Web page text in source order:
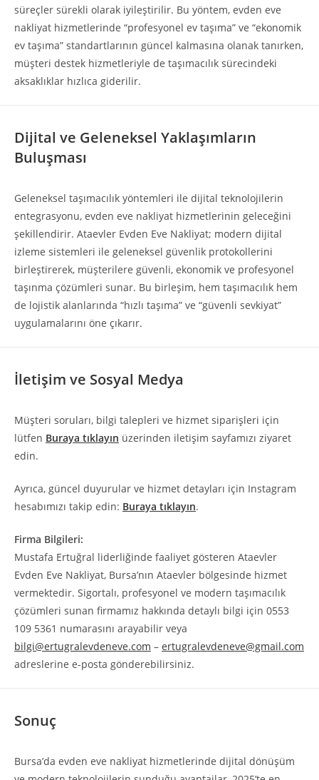
süreçler sürekli olarak iyileştirilir. Bu yöntem, evden eve
nakliyat hizmetlerinde “profesyonel ev taşıma” ve “ekonomik
ev taşıma” standartlarının güncel kalmasına olanak tanırken,
müşteri destek hizmetleriyle de taşımacılık sürecindeki
aksaklıklar hızlıca giderilir.
Dijital ve Geleneksel Yaklaşımların
Buluşması
Geleneksel taşımacılık yöntemleri ile dijital teknolojilerin
entegrasyonu, evden eve nakliyat hizmetlerinin geleceğini
şekillendirir. Ataevler Evden Eve Nakliyat; modern dijital
izleme sistemleri ile geleneksel güvenlik protokollerini
birleştirerek, müşterilere güvenli, ekonomik ve profesyonel
taşınma çözümleri sunar. Bu birleşim, hem taşımacılık hem
de lojistik alanlarında “hızlı taşıma” ve “güvenli sevkiyat”
uygulamalarını öne çıkarır.
İletişim ve Sosyal Medya
Müşteri soruları, bilgi talepleri ve hizmet siparişleri için
lütfen Buraya tıklayın üzerinden iletişim sayfamızı ziyaret
edin.
Ayrıca, güncel duyurular ve hizmet detayları için Instagram
hesabımızı takip edin: Buraya tıklayın.
Firma Bilgileri:
Mustafa Ertuğral liderliğinde faaliyet gösteren Ataevler
Evden Eve Nakliyat, Bursa’nın Ataevler bölgesinde hizmet
vermektedir. Sigortalı, profesyonel ve modern taşımacılık
çözümleri sunan firmamız hakkında detaylı bilgi için 0553
109 5361 numarasını arayabilir veya
bilgi@ertugralevdeneve.com – ertugralevdeneve@gmail.com
adreslerine e-posta gönderebilirsiniz.
Sonuç
Bursa’da evden eve nakliyat hizmetlerinde dijital dönüşüm